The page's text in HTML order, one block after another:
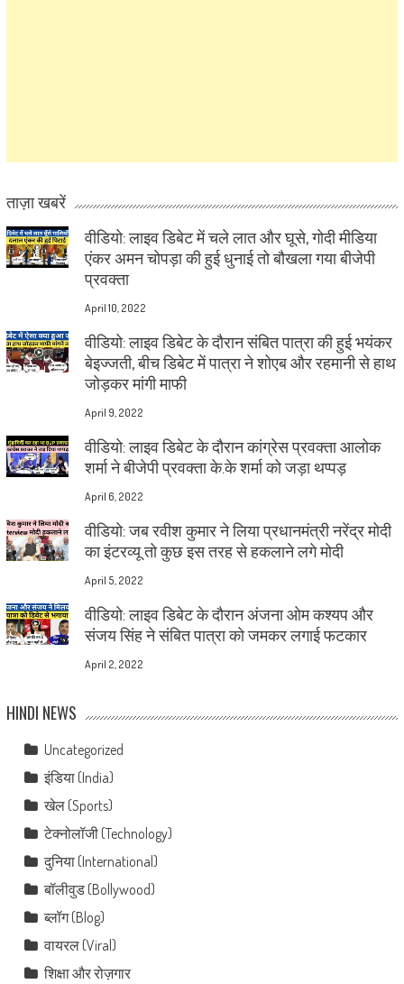
ताज़ा खबरें
वीडियो: लाइव डिबेट में चले लात और घूसे, गोदी मीडिया
एंकर अमन चोपड़ा की हुई धुनाई तो बौखला गया बीजेपी
प्रवक्ता
April 10, 2022
वीडियो: लाइव डिबेट के दौरान संबित पात्रा की हुई भयंकर
बेइज्जती, बीच डिबेट में पात्रा ने शोएब और रहमानी से हाथ
जोड़कर मांगी माफी
April 9, 2022
वीडियो: लाइव डिबेट के दौरान कांग्रेस प्रवक्ता आलोक
शर्मा ने बीजेपी प्रवक्ता के.के शर्मा को जड़ा थप्पड़
April 6, 2022
वीडियो: जब रवीश कुमार ने लिया प्रधानमंत्री नरेंद्र मोदी
का इंटरव्यू तो कुछ इस तरह से हकलाने लगे मोदी
April 5, 2022
वीडियो: लाइव डिबेट के दौरान अंजना ओम कश्यप और
संजय सिंह ने संबित पात्रा को जमकर लगाई फटकार
April 2, 2022
HINDI NEWS
Uncategorized
इंडिया (India)
खेल (Sports)
टेक्नोलॉजी (Technology)
दुनिया (International)
बॉलीवुड (Bollywood)
ब्लॉग (Blog)
वायरल (Viral)
शिक्षा और रोज़गार